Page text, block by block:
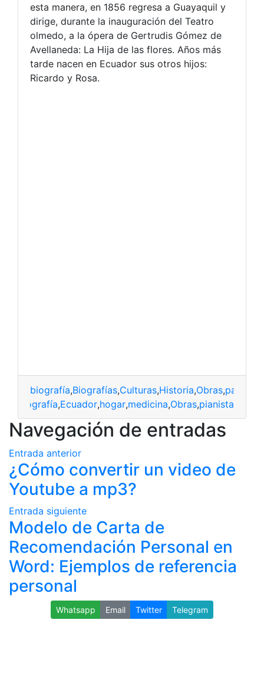
esta manera, en 1856 regresa a Guayaquil y
dirige, durante la inauguración del Teatro
olmedo, a la ópera de Gertrudis Gómez de
Avellaneda: La Hija de las flores. Años más
tarde nacen en Ecuador sus otros hijos:
Ricardo y Rosa.
biografía,Biografías,Culturas,Historia,Obras,
biografía,Ecuador,hogar,medicina,Obras,pianista
Navegación de entradas
Entrada anterior
¿Cómo convertir un video de
Youtube a mp3?
Entrada siguiente
Modelo de Carta de
Recomendación Personal en
Word: Ejemplos de referencia
personal
Whatsapp Email Twitter Telegram